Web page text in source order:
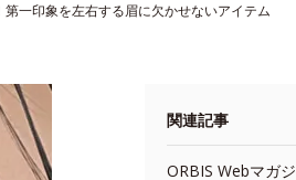
一印象を左右する眉に欠かせないアイテム
関連記事
ORBIS Webマガ